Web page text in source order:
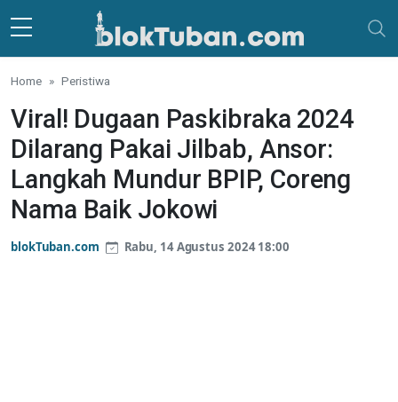
Skip to main content
Home Peristiwa
Viral! Dugaan Paskibraka 2024
Dilarang Pakai Jilbab, Ansor:
Langkah Mundur BPIP, Coreng
Nama Baik Jokowi
blokTuban.com Rabu, 14 Agustus 2024 18:00